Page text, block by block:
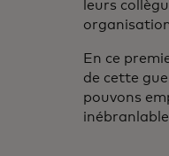
leurs
En ce
de cette
pouvons